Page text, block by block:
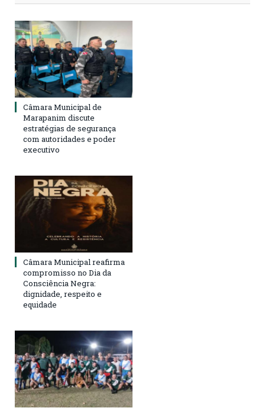
Câmara Municipal de
Marapanim discute
estratégias de segurança
com autoridades e poder
executivo
Câmara Municipal reafirma
compromisso no Dia da
Consciência Negra:
dignidade, respeito e
equidade